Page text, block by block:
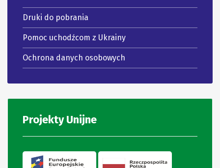
Druki do pobrania
Pomoc uchodźcom z Ukrainy
Ochrona danych osobowych
Projekty Unijne